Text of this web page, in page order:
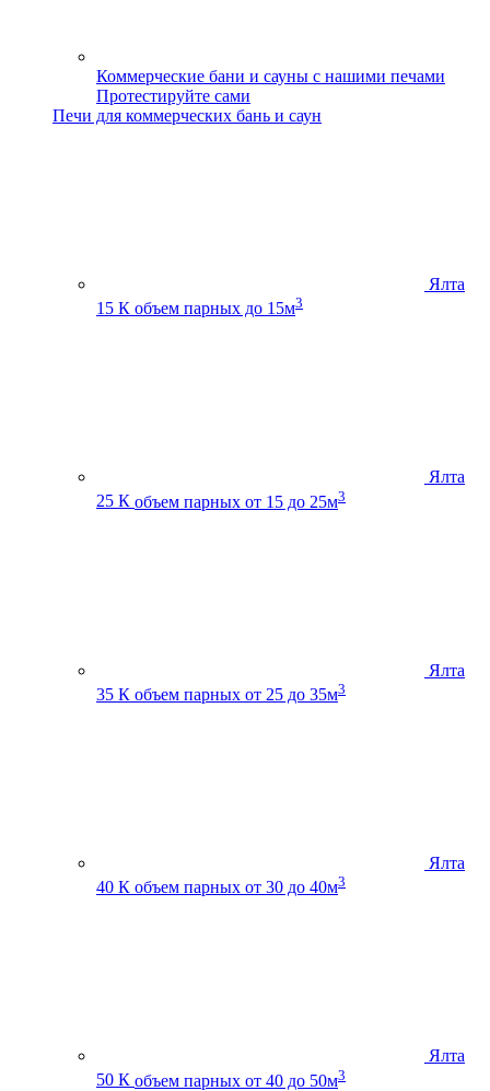
Коммерческие бани и сауны с нашими печами
Протестируйте сами
Печи для коммерческих бань и саун
Ялта
15 К объем парных до 15м3
Ялта
25 К объем парных от 15 до 25м3
Ялта
35 К объем парных от 25 до 35м3
Ялта
40 К объем парных от 30 до 40м3
Ялта
50 К объем парных от 40 до 50м3